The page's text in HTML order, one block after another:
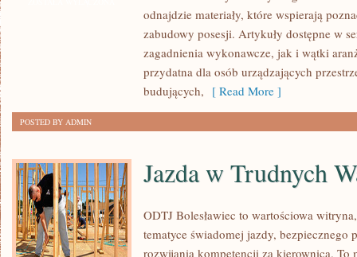
PORĘCZE
odnajdzie materiały, które wspierają
zabudowy posesji. Artykuły dostępne w
zagadnienia wykonawcze, jak i wątki
przydatna dla osób urządzających
budujących, [ Read More ]
POSTED BY ADMIN
Jazda w Trudnych
ODTJ Bolesławiec to wartościowa
tematyce świadomej jazdy, bezpiecznego
rozwijania kompetencji za kierownicą.